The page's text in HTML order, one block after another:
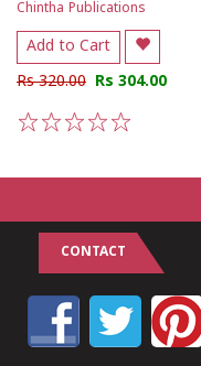
Chintha Publications
Add to Cart
Rs 320.00 Rs 304.00
CONTACT